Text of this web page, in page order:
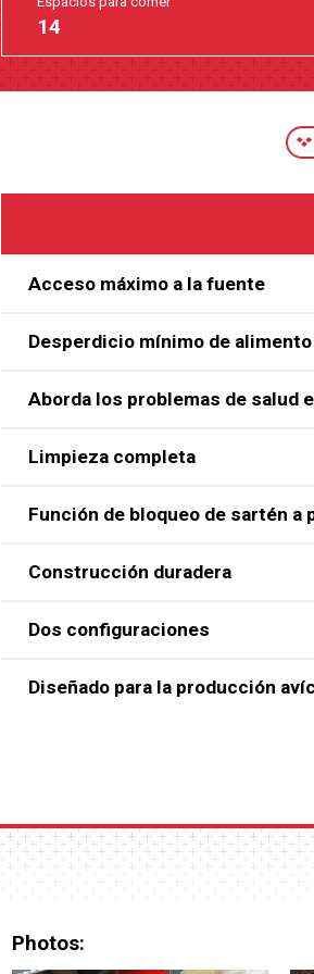
14
Acceso máximo a la fuente
Desperdicio mínimo de alimento
Aborda los problemas de salud
Limpieza completa
Función de bloqueo de sartén a
Construcción duradera
Dos configuraciones
Diseñado para la producción
también funciona bien en una
Photos: